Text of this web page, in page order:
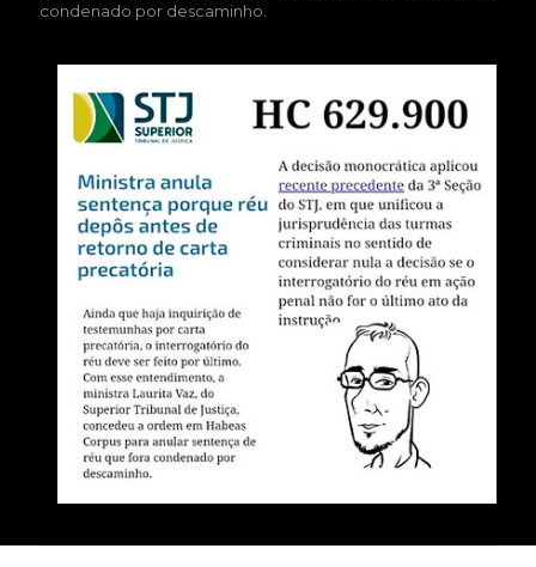
condenado por descaminho.